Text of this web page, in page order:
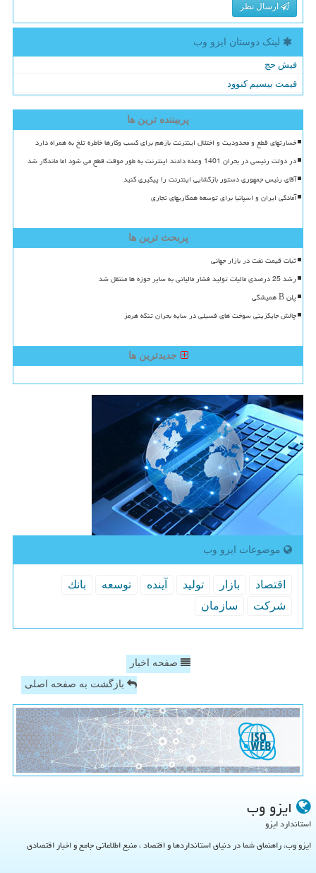
ارسال نظر
لینک دوستان ایزو وب
فیش حج
قیمت بیسیم کنوود
پربیننده ترین ها
خسارتهای قطع و محدودیت و اختلال اینترنت بازهم برای کسب وکارها خاطره تلخ به همراه دارد
در دولت رئیسی در بحران 1401 وعده دادند اینترنت به طور موقت قطع می شود اما ماندگار شد
آقای رئیس جمهوری دستور بازگشایی اینترنت را پیگیری کنید
آمادگی ایران و اسپانیا برای توسعه همکاریهای تجاری
پربحث ترین ها
ثبات قیمت نفت در بازار جهانی
رشد 25 درصدی مالیات تولید فشار مالیاتی به سایر حوزه ها منتقل شد
پلن B همیشگی
چالش جایگزینی سوخت های فسیلی در سایه بحران تنگه هرمز
جدیدترین ها
موضوعات ایزو وب
اقتصاد بازار تولید آینده توسعه
بانك
شركت
سازمان
صفحه اخبار
بازگشت به صفحه اصلی
ایزو وب
استاندارد ایزو
ایزو وب، راهنمای شما در دنیای استانداردها و اقتصاد ، منبع اطلاعاتی جامع و اخبار اقتصادی